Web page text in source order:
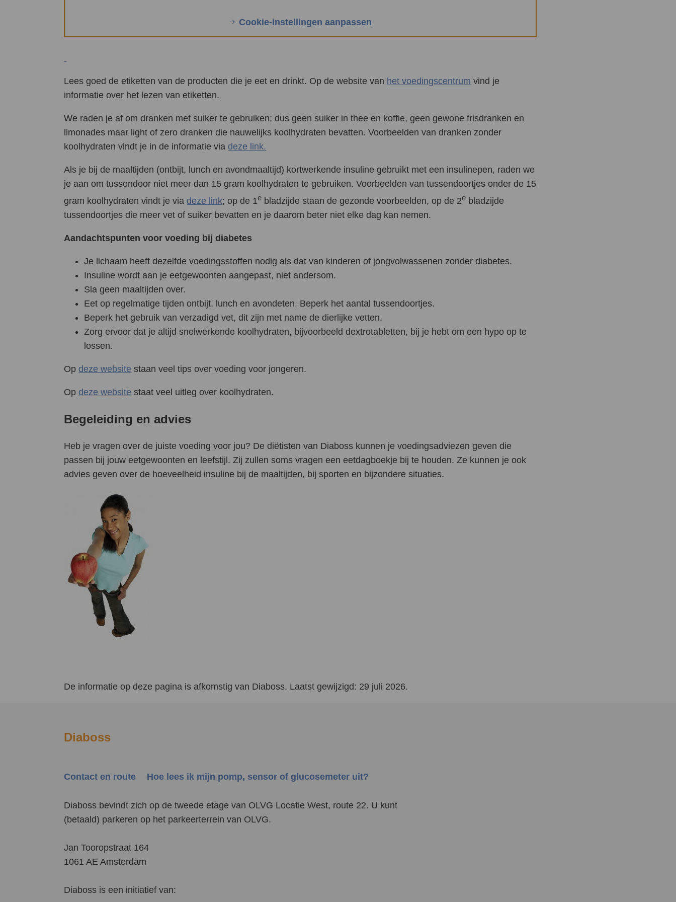
Cookie-instellingen aanpassen
Lees goed de etiketten van de producten die je eet en drinkt. Op de website van het voedingscentrum vind je
informatie over het lezen van etiketten.
We raden je af om dranken met suiker te gebruiken; dus geen suiker in thee en koffie, geen gewone frisdranken en
limonades maar light of zero dranken die nauwelijks koolhydraten bevatten. Voorbeelden van dranken zonder
koolhydraten vindt je in de informatie via deze link.
Als je bij de maaltijden (ontbijt, lunch en avondmaaltijd) kortwerkende insuline gebruikt met een insulinepen, raden we
je aan om tussendoor niet meer dan 15 gram koolhydraten te gebruiken. Voorbeelden van tussendoortjes onder de 15
gram koolhydraten vindt je via deze link; op de 1e bladzijde staan de gezonde voorbeelden, op de 2e bladzijde
tussendoortjes die meer vet of suiker bevatten en je daarom beter niet elke dag kan nemen.
Aandachtspunten voor voeding bij diabetes
Je lichaam heeft dezelfde voedingsstoffen nodig als dat van kinderen of jongvolwassenen zonder diabetes.
Insuline wordt aan je eetgewoonten aangepast, niet andersom.
Sla geen maaltijden over.
Eet op regelmatige tijden ontbijt, lunch en avondeten. Beperk het aantal tussendoortjes.
Beperk het gebruik van verzadigd vet, dit zijn met name de dierlijke vetten.
Zorg ervoor dat je altijd snelwerkende koolhydraten, bijvoorbeeld dextrotabletten, bij je hebt om een hypo op te
lossen.
Op deze website staan veel tips over voeding voor jongeren.
Op deze website staat veel uitleg over koolhydraten.
Begeleiding en advies
Heb je vragen over de juiste voeding voor jou? De diëtisten van Diaboss kunnen je voedingsadviezen geven die
passen bij jouw eetgewoonten en leefstijl. Zij zullen soms vragen een eetdagboekje bij te houden. Ze kunnen je ook
advies geven over de hoeveelheid insuline bij de maaltijden, bij sporten en bijzondere situaties.
De informatie op deze pagina is afkomstig van Diaboss. Laatst gewijzigd: 29 juli 2026.
Diaboss
Contact en route Hoe lees ik mijn pomp, sensor of glucosemeter uit?
Diaboss bevindt zich op de tweede etage van OLVG Locatie West, route 22. U kunt
(betaald) parkeren op het parkeerterrein van OLVG.
Jan Tooropstraat 164
1061 AE Amsterdam
Diaboss is een initiatief van: